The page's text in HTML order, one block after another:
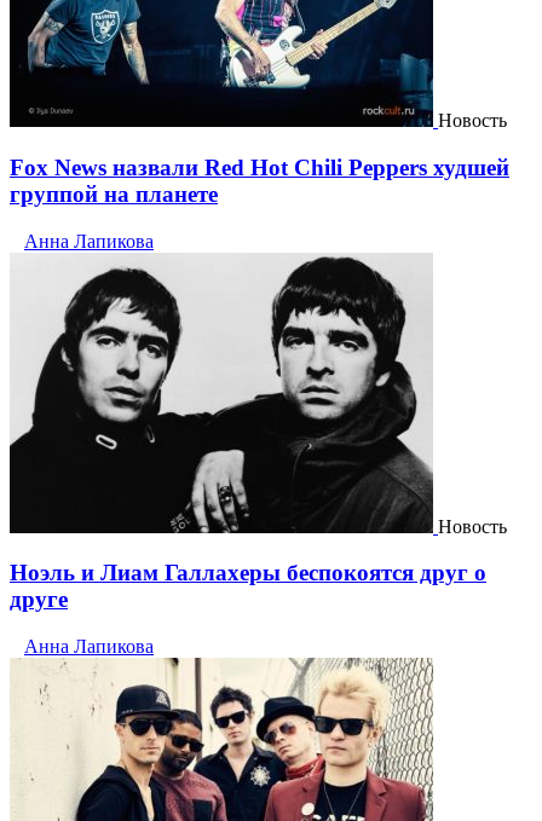
Новость
Fox News назвали Red Hot Chili Peppers худшей
группой на планете
Анна Лапикова
Новость
Ноэль и Лиам Галлахеры беспокоятся друг о
друге
Анна Лапикова